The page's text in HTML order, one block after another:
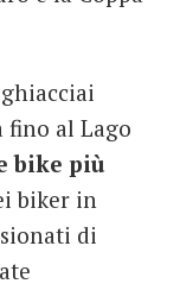
fino al Lago
bike più
biker in
di